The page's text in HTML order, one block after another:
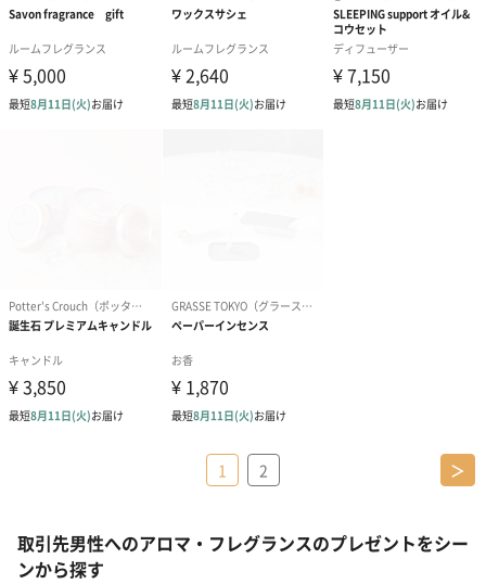
1 2 ＞
取引先男性へのアロマ・フレグランスのプレゼントをシー
ンから探す